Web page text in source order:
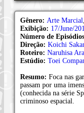
Gênero: Arte Marcial
Exibição: 17/June/
Número de
Direção: Koichi
Roteiro: Naruhisa
Estúdio: Toei
Resumo: Foca nas
passam por uma
(conhecida na série
criminoso espacial.